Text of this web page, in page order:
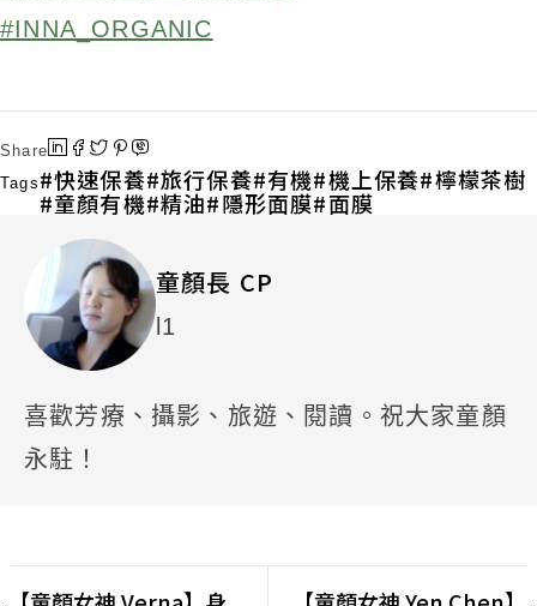
#INNA_ORGANIC
Share
Tags
快速保養 旅行保養 有機 機上保養 檸檬茶樹
童顏有機 精油 隱形面膜 面膜
童顏長 CP
l1
喜歡芳療、攝影、旅遊、閱讀。祝大家童顏
永駐！